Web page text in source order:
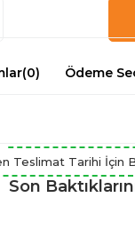
(0) Ödeme
Teslimat Tarihi İçin
Son